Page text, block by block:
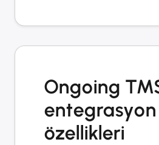
Ongoing
entegrasyon
özellikleri